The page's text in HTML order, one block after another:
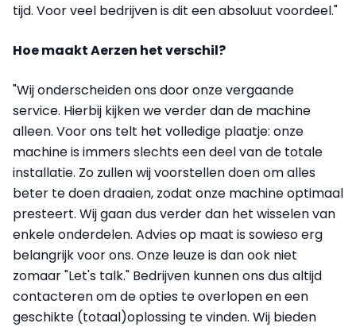
tijd. Voor veel bedrijven is dit een absoluut voordeel."
Hoe maakt Aerzen het verschil?
"Wij onderscheiden ons door onze vergaande
service. Hierbij kijken we verder dan de machine
alleen. Voor ons telt het volledige plaatje: onze
machine is immers slechts een deel van de totale
installatie. Zo zullen wij voorstellen doen om alles
beter te doen draaien, zodat onze machine optimaal
presteert. Wij gaan dus verder dan het wisselen van
enkele onderdelen. Advies op maat is sowieso erg
belangrijk voor ons. Onze leuze is dan ook niet
zomaar "Let's talk." Bedrijven kunnen ons dus altijd
contacteren om de opties te overlopen en een
geschikte (totaal)oplossing te vinden. Wij bieden